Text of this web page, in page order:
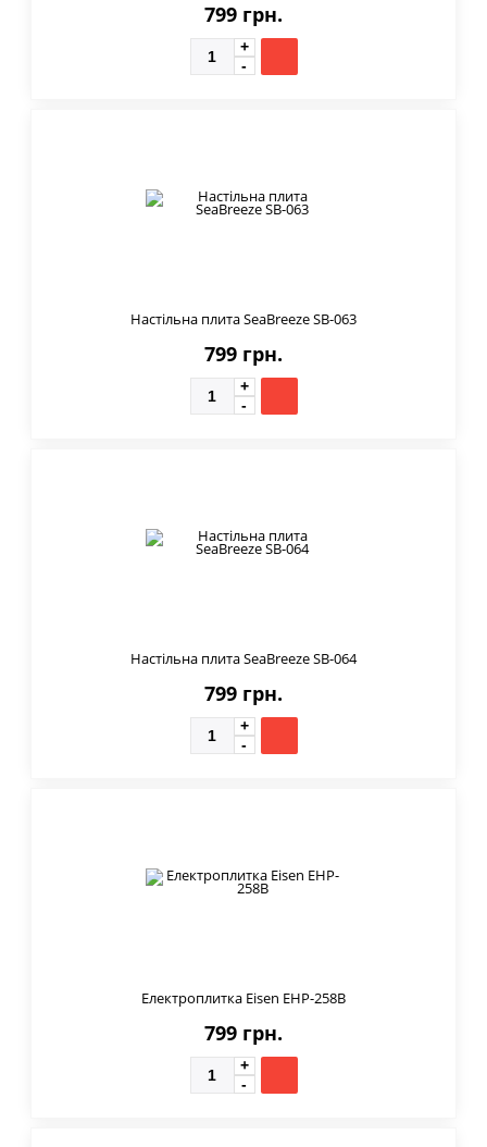
799 грн.
Настільна плита SeaBreeze SB-063
799 грн.
Настільна плита SeaBreeze SB-064
799 грн.
Електроплитка Eisen EHP-258B
799 грн.